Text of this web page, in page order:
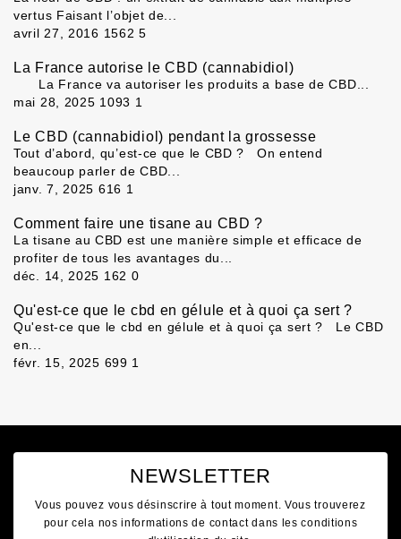
vertus Faisant l’objet de...
avril 27, 2016 1562 5
La France autorise le CBD (cannabidiol)
La France va autoriser les produits a base de CBD...
mai 28, 2025 1093 1
Le CBD (cannabidiol) pendant la grossesse
Tout d’abord, qu’est-ce que le CBD ? On entend
beaucoup parler de CBD...
janv. 7, 2025 616 1
Comment faire une tisane au CBD ?
La tisane au CBD est une manière simple et efficace de
profiter de tous les avantages du...
déc. 14, 2025 162 0
Qu'est-ce que le cbd en gélule et à quoi ça sert ?
Qu'est-ce que le cbd en gélule et à quoi ça sert ? Le CBD
en...
févr. 15, 2025 699 1
NEWSLETTER
Vous pouvez vous désinscrire à tout moment. Vous trouverez
pour cela nos informations de contact dans les conditions